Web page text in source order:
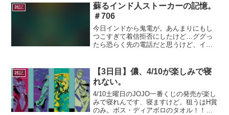
雑記
蘇るインド人ストーカーの記憶。
＃706
今日インドから鬼電が。あんまりにもし
つこすぎて着信拒否にしたけど…ググっ
たら恐らく先の電話だと思うけど、イン
事だけど、4年間続いたあの記憶…一目惚
れしたかなんかで、最...
雑記
【3日目】儂、4/10が楽しみで寝
れない。
4/10土曜日のJOJO一番くじの発売が楽し
みで寝れんです、寝ますけど。狙うはH賞
のみ。ボス・ディアボロのタオル！！！